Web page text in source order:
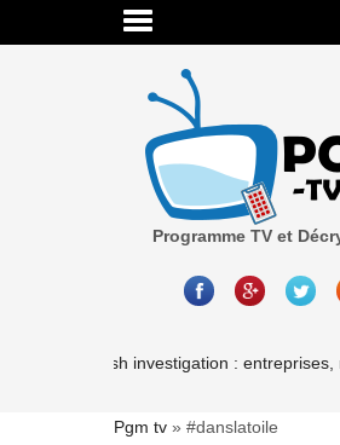
Programme TV et
Cash investigation : entreprises,
Pgm tv » #danslatoile